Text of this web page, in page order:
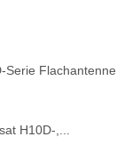
Serie Flachantenne